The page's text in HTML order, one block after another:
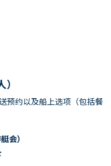
预约以及船上选项（包括餐
会）